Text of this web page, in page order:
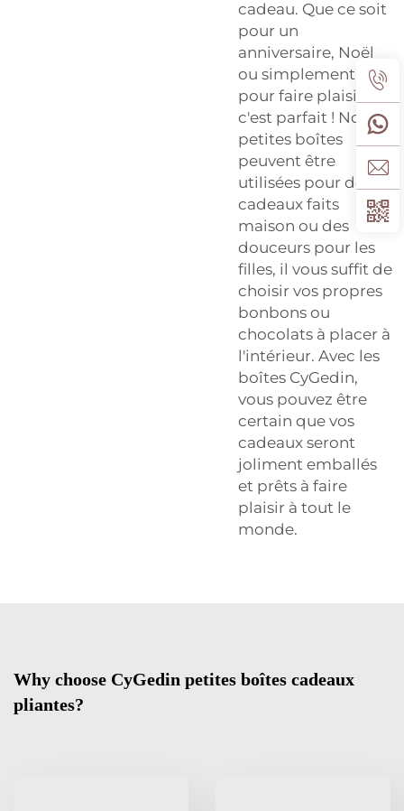
cadeau. Que ce soit
pour un
anniversaire, Noël
ou simplement
pour faire plaisir,
c'est parfait ! Nos
petites boîtes
peuvent être
utilisées pour des
cadeaux faits
maison ou des
douceurs pour les
filles, il vous suffit de
choisir vos propres
bonbons ou
chocolats à placer à
l'intérieur. Avec les
boîtes CyGedin,
vous pouvez être
certain que vos
cadeaux seront
joliment emballés
et prêts à faire
plaisir à tout le
monde.
Why choose CyGedin petites boîtes cadeaux
pliantes?